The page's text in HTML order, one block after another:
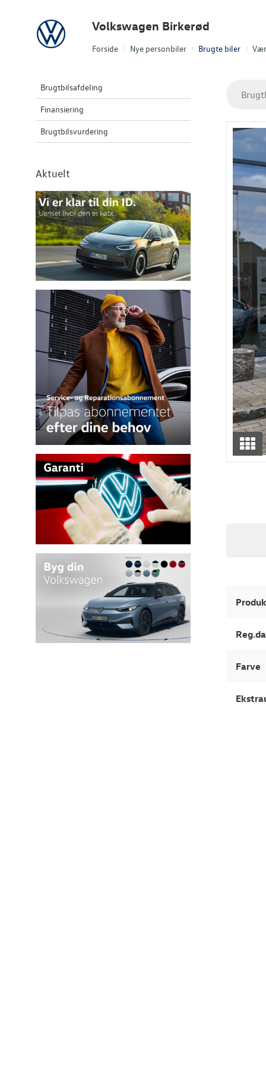
Forside Nye personbiler Brugte biler
Volkswagen Volkswagen Birkerød
Brugtbilsafdeling
Finansiering
Brugtbilsvurdering
Aktuelt
Farve